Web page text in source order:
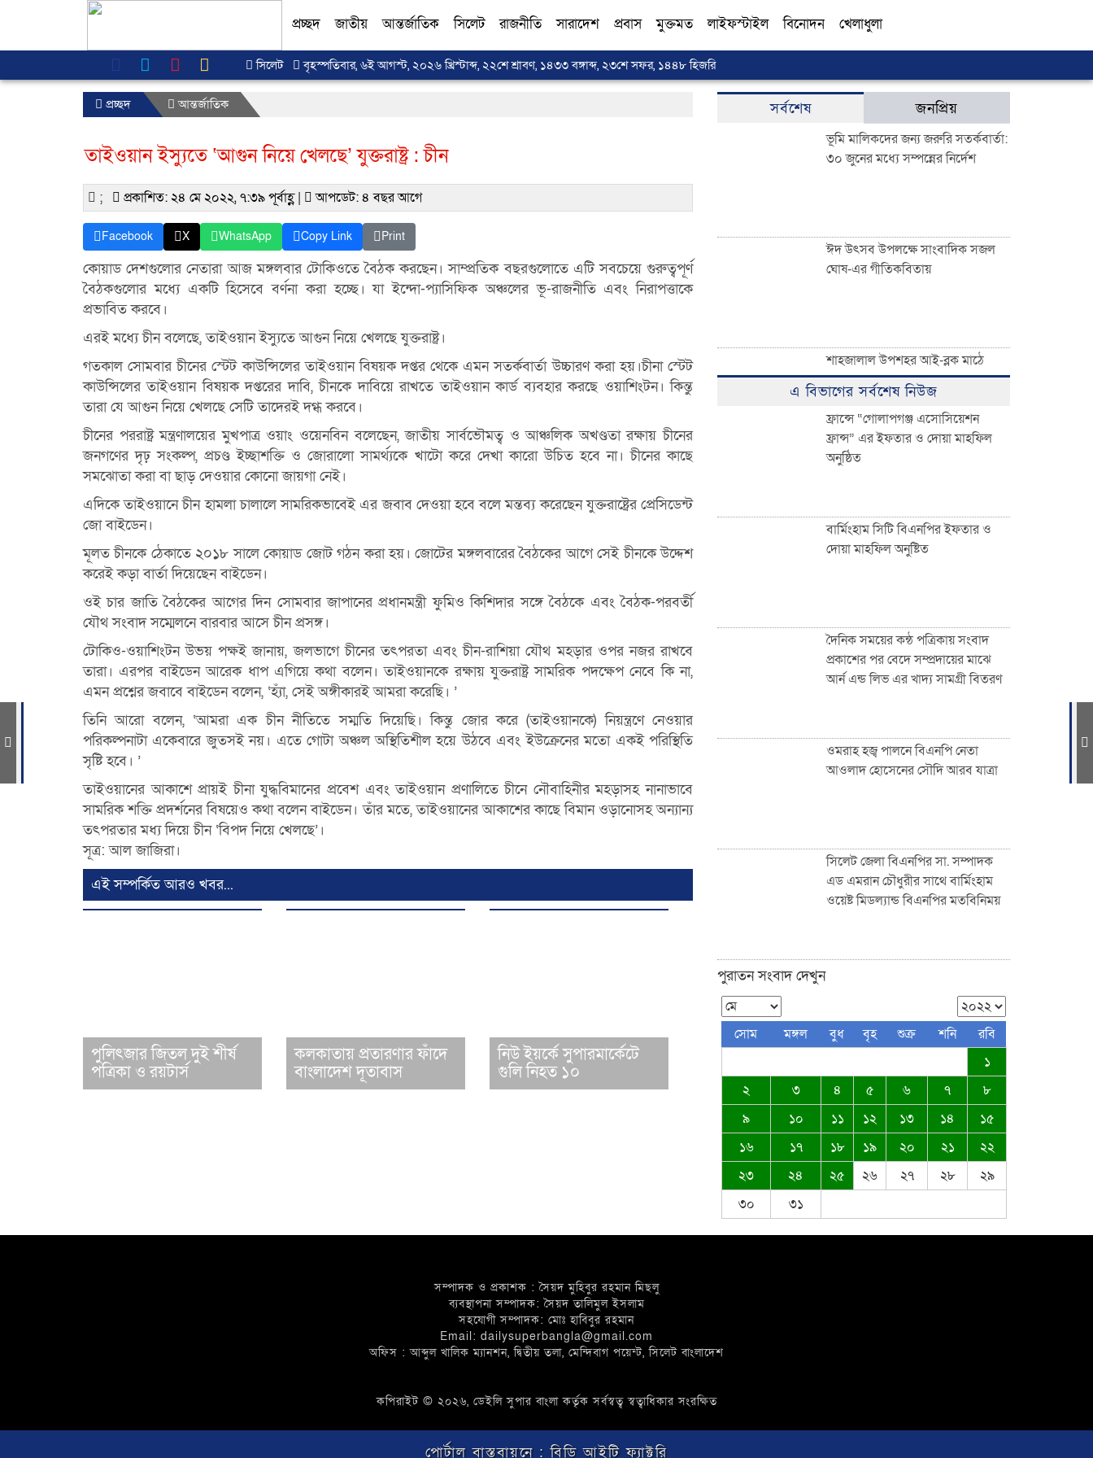
প্রচ্ছদ জাতীয় আন্তর্জাতিক সিলেট রাজনীতি সারাদেশ প্রবাস মুক্তমত লাইফস্টাইল বিনোদন খেলাধুলা
সিলেট বৃহস্পতিবার, ৬ই আগস্ট, ২০২৬ খ্রিস্টাব্দ, ২২শে শ্রাবণ, ১৪৩৩ বঙ্গাব্দ, ২৩শে সফর, ১৪৪৮ হিজরি
প্রচ্ছদ আন্তর্জাতিক
তাইওয়ান ইস্যুতে ‘আগুন নিয়ে খেলছে’ যুক্তরাষ্ট্র : চীন
; প্রকাশিত: ২৪ মে ২০২২, ৭:৩৯ পূর্বাহ্ণ | আপডেট: ৪ বছর আগে
Facebook X WhatsApp Copy Link Print
কোয়াড দেশগুলোর নেতারা আজ মঙ্গলবার টোকিওতে বৈঠক করছেন। সাম্প্রতিক বছরগুলোতে এটি সবচেয়ে গুরুত্বপূর্ণ
বৈঠকগুলোর মধ্যে একটি হিসেবে বর্ণনা করা হচ্ছে। যা ইন্দো-প্যাসিফিক অঞ্চলের ভূ-রাজনীতি এবং নিরাপত্তাকে
প্রভাবিত করবে।
এরই মধ্যে চীন বলেছে, তাইওয়ান ইস্যুতে আগুন নিয়ে খেলছে যুক্তরাষ্ট্র।
গতকাল সোমবার চীনের স্টেট কাউন্সিলের তাইওয়ান বিষয়ক দপ্তর থেকে এমন সতর্কবার্তা উচ্চারণ করা হয়।চীনা স্টেট
কাউন্সিলের তাইওয়ান বিষয়ক দপ্তরের দাবি, চীনকে দাবিয়ে রাখতে তাইওয়ান কার্ড ব্যবহার করছে ওয়াশিংটন। কিন্তু
তারা যে আগুন নিয়ে খেলছে সেটি তাদেরই দগ্ধ করবে।
চীনের পররাষ্ট্র মন্ত্রণালয়ের মুখপাত্র ওয়াং ওয়েনবিন বলেছেন, জাতীয় সার্বভৌমত্ব ও আঞ্চলিক অখণ্ডতা রক্ষায় চীনের
জনগণের দৃঢ় সংকল্প, প্রচণ্ড ইচ্ছাশক্তি ও জোরালো সামর্থ্যকে খাটো করে দেখা কারো উচিত হবে না। চীনের কাছে
সমঝোতা করা বা ছাড় দেওয়ার কোনো জায়গা নেই।
এদিকে তাইওয়ানে চীন হামলা চালালে সামরিকভাবেই এর জবাব দেওয়া হবে বলে মন্তব্য করেছেন যুক্তরাষ্ট্রের প্রেসিডেন্ট
জো বাইডেন।
মূলত চীনকে ঠেকাতে ২০১৮ সালে কোয়াড জোট গঠন করা হয়। জোটের মঙ্গলবারের বৈঠকের আগে সেই চীনকে উদ্দেশ
করেই কড়া বার্তা দিয়েছেন বাইডেন।
ওই চার জাতি বৈঠকের আগের দিন সোমবার জাপানের প্রধানমন্ত্রী ফুমিও কিশিদার সঙ্গে বৈঠকে এবং বৈঠক-পরবর্তী
যৌথ সংবাদ সম্মেলনে বারবার আসে চীন প্রসঙ্গ।
টোকিও-ওয়াশিংটন উভয় পক্ষই জানায়, জলভাগে চীনের তৎপরতা এবং চীন-রাশিয়া যৌথ মহড়ার ওপর নজর রাখবে
তারা। এরপর বাইডেন আরেক ধাপ এগিয়ে কথা বলেন। তাইওয়ানকে রক্ষায় যুক্তরাষ্ট্র সামরিক পদক্ষেপ নেবে কি না,
এমন প্রশ্নের জবাবে বাইডেন বলেন, ‘হ্যাঁ, সেই অঙ্গীকারই আমরা করেছি। ’
তিনি আরো বলেন, ‘আমরা এক চীন নীতিতে সম্মতি দিয়েছি। কিন্তু জোর করে (তাইওয়ানকে) নিয়ন্ত্রণে নেওয়ার
পরিকল্পনাটা একেবারে জুতসই নয়। এতে গোটা অঞ্চল অস্থিতিশীল হয়ে উঠবে এবং ইউক্রেনের মতো একই পরিস্থিতি
সৃষ্টি হবে। ’
তাইওয়ানের আকাশে প্রায়ই চীনা যুদ্ধবিমানের প্রবেশ এবং তাইওয়ান প্রণালিতে চীনে নৌবাহিনীর মহড়াসহ নানাভাবে
সামরিক শক্তি প্রদর্শনের বিষয়েও কথা বলেন বাইডেন। তাঁর মতে, তাইওয়ানের আকাশের কাছে বিমান ওড়ানোসহ অন্যান্য
তৎপরতার মধ্য দিয়ে চীন ‘বিপদ নিয়ে খেলছে’।
সূত্র: আল জাজিরা।
এই সম্পর্কিত আরও খবর...
পুলিৎজার জিতল দুই শীর্ষ
পত্রিকা ও রয়টার্স
কলকাতায় প্রতারণার ফাঁদে
বাংলাদেশ দূতাবাস
নিউ ইয়র্কে সুপারমার্কেটে
গুলি নিহত ১০
সর্বশেষ জনপ্রিয়
ভূমি মালিকদের জন্য জরুরি সতর্কবার্তা:
৩০ জুনের মধ্যে সম্পন্নের নির্দেশ
ঈদ উৎসব উপলক্ষে সাংবাদিক সজল
ঘোষ-এর গীতিকবিতায়
শাহজালাল উপশহর আই-ব্লক মাঠে
ঈদুল ফিতরের বিশাল জামাত অনুষ্ঠিত:
হাজারো মুসল্লির ঢল
০৩ নং দেওয়ান বাজার ইউনিয়নবাসী
খন্দকার আব্দুর রকিব
জকিগঞ্জ-কানাইঘাটসহ দেশবাসীকে
ঈদুল ফিতরের শুভেচ্ছা জানিয়েছেন:
ঈদ-উল আজহার শুভেচ্ছা জানিয়েছেন
সৈয়দ মুস্তাক উদ্দিন আহমদ
এ বিভাগের সর্বশেষ নিউজ
ফ্রান্সে “গোলাপগঞ্জ এসোসিয়েশন
ফ্রান্স” এর ইফতার ও দোয়া মাহফিল
অনুষ্ঠিত
বার্মিংহাম সিটি বিএনপির ইফতার ও
দোয়া মাহফিল অনুষ্টিত
দৈনিক সময়ের কন্ঠ পত্রিকায় সংবাদ
প্রকাশের পর বেদে সম্প্রদায়ের মাঝে
আর্ন এন্ড লিভ এর খাদ্য সামগ্রী বিতরণ
ওমরাহ হজ্ব পালনে বিএনপি নেতা
আওলাদ হোসেনের সৌদি আরব যাত্রা
সিলেট জেলা বিএনপির সা. সম্পাদক
এড এমরান চৌধুরীর সাথে বার্মিংহাম
ওয়েষ্ট মিডল্যান্ড বিএনপির মতবিনিময়
পুরাতন সংবাদ দেখুন
সোম মঙ্গল বুধ বৃহ শুক্র শনি
রবি
১
২
৩ ৪ ৫ ৬ ৭
৮
৯
১০ ১১ ১২ ১৩ ১৪
১৫
১৬
১৭ ১৮ ১৯ ২০ ২১
২২
২৩
২৪ ২৫ ২৬ ২৭ ২৮
২৯
৩০
৩১
সম্পাদক ও প্রকাশক : সৈয়দ মুহিবুর রহমান মিছলু
ব্যবস্থাপনা সম্পাদক: সৈয়দ তালিমুল ইসলাম
সহযোগী সম্পাদক: মোঃ হাবিবুর রহমান
Email: dailysuperbangla@gmail.com
অফিস : আব্দুল খালিক ম্যানশন, দ্বিতীয় তলা, মেন্দিবাগ পয়েন্ট, সিলেট বাংলাদেশ
কপিরাইট © ২০২৬, ডেইলি সুপার বাংলা কর্তৃক সর্বস্বত্ব স্বত্বাধিকার সংরক্ষিত
পোর্টাল বাস্তবায়নে : বিডি আইটি ফ্যাক্টরি